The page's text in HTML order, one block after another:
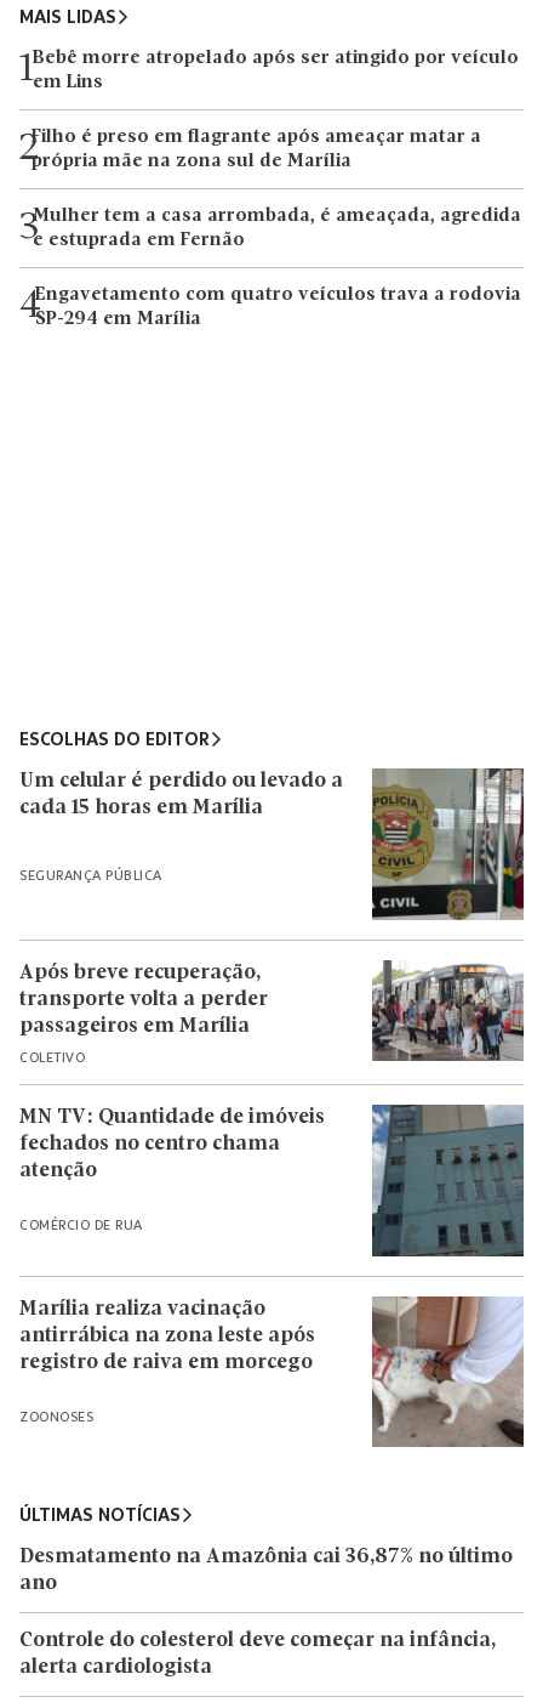
MAIS LIDAS
1Bebê morre atropelado após ser atingido por veículo
em Lins
2Filho é preso em flagrante após ameaçar matar a
própria mãe na zona sul de Marília
3Mulher tem a casa arrombada, é ameaçada, agredida
e estuprada em Fernão
4Engavetamento com quatro veículos trava a rodovia
SP-294 em Marília
ESCOLHAS DO EDITOR
SEGURANÇA PÚBLICA
Um celular é perdido ou levado a
cada 15 horas em Marília
COLETIVO
Após breve recuperação,
transporte volta a perder
passageiros em Marília
COMÉRCIO DE RUA
MN TV: Quantidade de imóveis
fechados no centro chama
atenção
ZOONOSES
Marília realiza vacinação
antirrábica na zona leste após
registro de raiva em morcego
ÚLTIMAS NOTÍCIAS
Desmatamento na Amazônia cai 36,87% no último
ano
Controle do colesterol deve começar na infância,
alerta cardiologista